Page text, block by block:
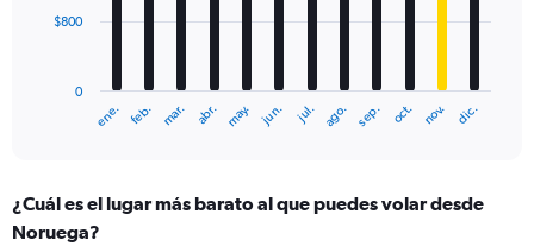
The
Range:
12
ene. feb. mar. abr. may. jun. jul. ago. sep. oct. nov. dic.
0
$800
¿Cuál es el lugar más barato al que puedes volar desde
Noruega?